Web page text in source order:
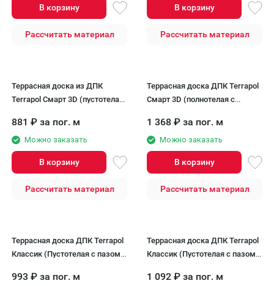
В корзину
Рассчитать материал
В корзину
Рассчитать материал
Террасная доска из ДПК
Terrapol Смарт 3D (пустотелая
881 ₽ за пог. м
Можно заказать
В корзину
Рассчитать материал
Террасная доска ДПК Terrapol
Смарт 3D (полнотелая с
1 368 ₽ за пог. м
Можно заказать
В корзину
Рассчитать материал
Террасная доска ДПК Terrapol
Классик (Пустотелая с пазом)
993 ₽ за пог. м
Террасная доска ДПК Terrapol
Классик (Пустотелая с пазом)
1 092 ₽ за пог. м